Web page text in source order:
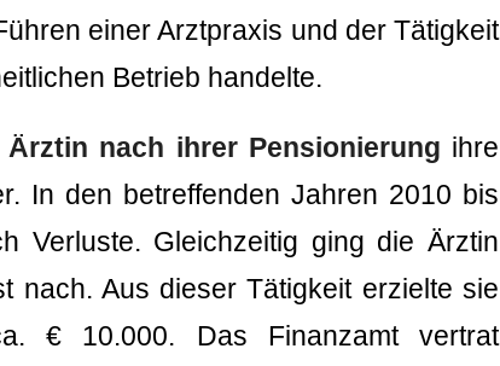
einer Arztpraxis und der Tätigkeit
Betrieb handelte.
Ärztin nach ihrer Pensionierung ihre
In den betreffenden Jahren 2010 bis
Verluste. Gleichzeitig ging die Ärztin
nach. Aus dieser Tätigkeit erzielte sie
€ 10.000. Das Finanzamt vertrat